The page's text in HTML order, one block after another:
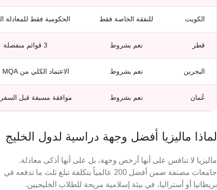
الكويت للنفقة الخاصة فقط الحكومية فقط للمعادلة
قطر نعم بشروط 3 قوائم منفصلة
البحرين نعم بشروط الاعتماد الكلي من MQA إلزامي
عُمان نعم بشروط موافقة مسبقة قبل السفر
لماذا ماليزيا أفضل وجهة دراسية لدول الخليج
ماليزيا لا تنافس على أنها أرخص وجهة، بل على أنها أذكى معادلة.
جامعات مصنفة ضمن أفضل 200 عالمياً بتكلفة تبلغ ثلث ما تدفعه في
بريطانيا أو أستراليا، في بيئة إسلامية مريحة للطلاب الخليجيين.